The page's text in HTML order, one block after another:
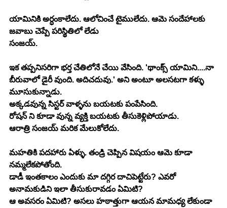
యామినికి అర్ధంకాలేదు. ఆలోచించే టైములేదు. ఆమె సందేహాలకు
జవాబు చెప్పే పరిస్థితిలో లేడు
సంజయ్.
ఇక తప్పనిసరిగా భర్త చేతిలోనే చేయి వేసింది. 'థాంక్స్ యామిని....నా
బీరువాలో డైరీ వుంది. అదిచదువు.' అని అంటూ అలసటగా కళ్ళు
మూసుకున్నాడు.
అక్కడవున్న సిస్టర్ వాళ్ళను బయటకు పంపేసింది.
రోషన్ ని కూడా వున్న వ్యక్తి బయటకు తీసుకెళ్లిపోయాడు.
ఆరాత్రి సంజయ్ మరిక మేలుకోలేదు.
మహతికి పదహారు ఏళ్ళు. తండ్రి చెప్పిన విషయం ఆమె కూడా
నమ్మలేకపోతోంది.
డాడీ ఇంతకాలం ఎందుకు మా దగ్గిర దాచిపెట్టేరు? ఎవరో
అనామకుడిని ఇలా తీసుకురావడం ఏమిటి?
ఆ అవసరం ఏమిటి? అసలు హఠాత్తుగా ఆయన మామధ్య లేకుండా